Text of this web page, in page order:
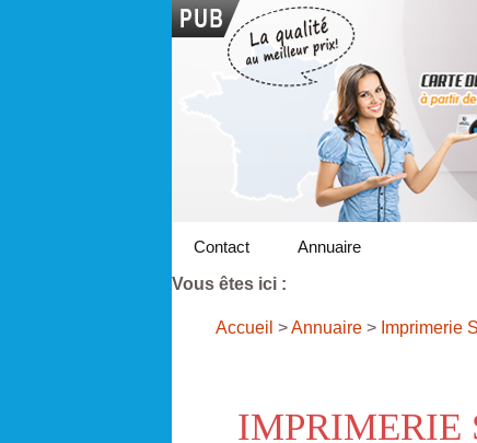
Contact
Annuaire
Vous êtes ici :
Accueil >Annuaire > Imprimerie
IMPRIMERIE